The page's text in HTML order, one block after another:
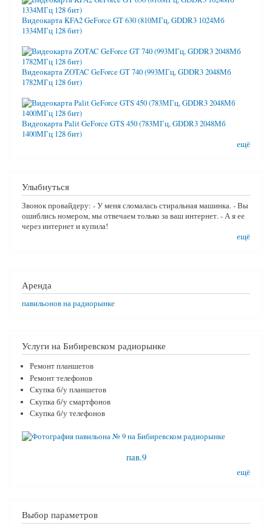
Видеокарта KFA2 GeForce GT 630 (810МГц, GDDR3 1024Мб
1334МГц 128 бит)
Видеокарта ZOTAC GeForce GT 740 (993МГц, GDDR3 2048Мб
1782МГц 128 бит)
Видеокарта Palit GeForce GTS 450 (783МГц, GDDR3 2048Мб
1400МГц 128 бит)
ещё
Улыбнуться
Звонок провайдеру: - У меня сломалась стиральная машинка. - Вы
ошиблись номером, мы отвечаем только за ваш интернет. - А я ее
через интернет и купила!
ещё
Аренда
павильонов на радиорынке
Услуги на Бибиревском радиорынке
Ремонт планшетов
Ремонт телефонов
Скупка б/у планшетов
Скупка б/у смартфонов
Скупка б/у телефонов
пав.9
ещё
Выбор параметров